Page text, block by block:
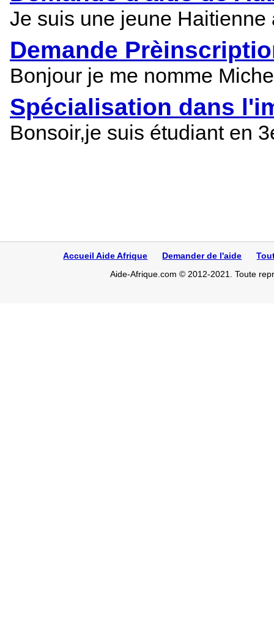
Je suis une jeune
Demande
Bonjour je me nomme
Spécialisation dans
Bonsoir,je suis étudiant en
Accueil Aide Afrique Demander de l'aide
Aide-Afrique.com © 2012-2021. Toute